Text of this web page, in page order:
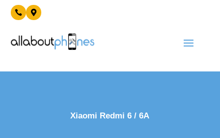
 
Xiaomi Redmi 6 / 6A